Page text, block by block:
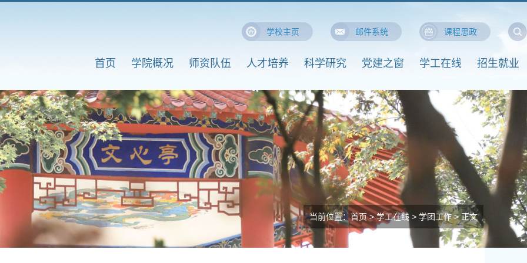
学校主页 邮件系统 课程思政
首页 学院概况 师资队伍 人才培养 科学研究 党建之窗 学工在线 招生就业
当前位置：首页>学工在线 >学团工作> 正文